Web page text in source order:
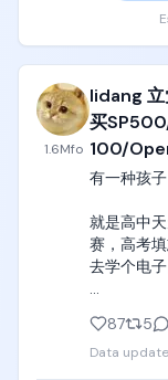
我反反复
的量子霸
3在2020
个亿的现
到时候不
个亿的现
shor算法
都可以。
这家公司
值。
1.6Mfo
lidang
买
100/
有一种孩
就是高中
赛，高考
去学个电子
党哥作为
87 5
Data